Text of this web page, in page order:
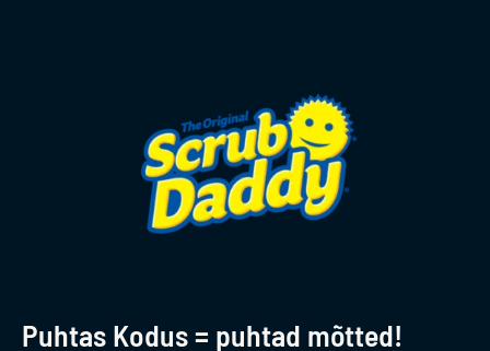
Puhtas Kodus = puhtad mõtted!